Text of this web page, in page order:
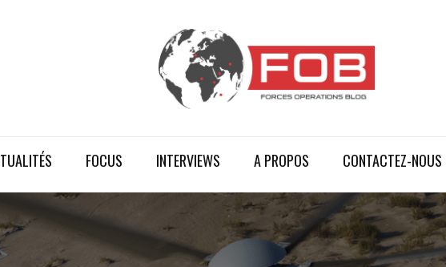
FOCUS INTERVIEWS A PROPOS CONTACTEZ-NOUS